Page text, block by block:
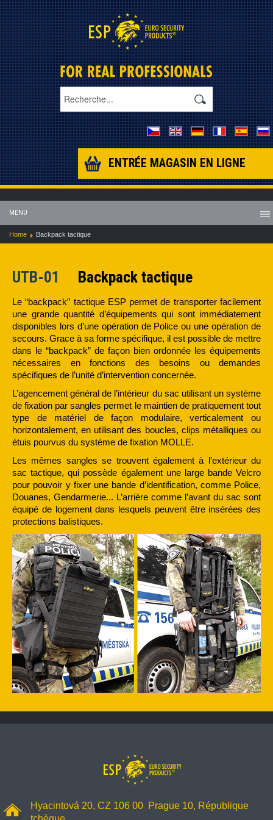
ENTRÉE MAGASIN EN LIGNE
MENU
Home Backpack tactique
UTB-01 Backpack tactique
Le “backpack” tactique ESP permet de transporter facilement
une grande quantité d’équipements qui sont immédiatement
disponibles lors d’une opération de Police ou une opération de
secours. Grace à sa forme spécifique, il est possible de mettre
dans le “backpack” de façon bien ordonnée les équipements
nécessaires en fonctions des besoins ou demandes
spécifiques de l’unité d’intervention concernée.
L’agencement général de l’intérieur du sac utilisant un système
de fixation par sangles permet le maintien de pratiquement tout
type de matériel de façon modulaire, verticalement ou
horizontalement, en utilisant des boucles, clips métalliques ou
étuis pourvus du système de fixation MOLLE.
Les mêmes sangles se trouvent également à l’extérieur du
sac tactique, qui possède également une large bande Velcro
pour pouvoir y fixer une bande d’identification, comme Police,
Douanes, Gendarmerie... L’arrière comme l’avant du sac sont
équipé de logement dans lesquels peuvent être insérées des
protections balistiques.
Hyacintová 20, CZ 106 00 Prague 10, République